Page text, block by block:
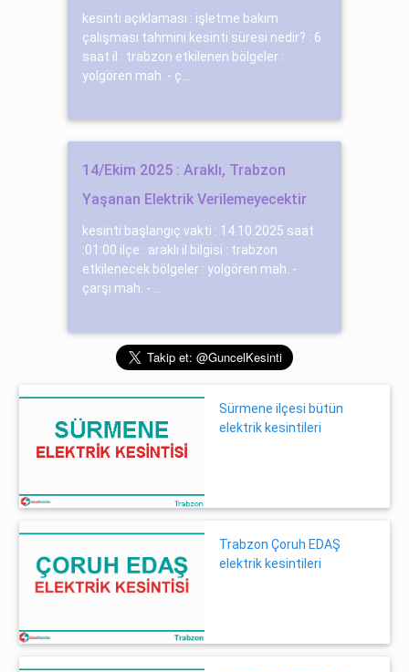
kesinti açıklaması : işletme bakım
çalışması tahmini kesinti süresi nedir? : 6
saat il : trabzon etkilenen bölgeler :
yolgören mah. - ç...
14/Ekim 2025 : Araklı, Trabzon
Yaşanan Elektrik Verilemeyecektir
kesinti başlangıç vakti : 14.10.2025 saat
:01:00 ilçe : araklı il bilgisi : trabzon
etkilenecek bölgeler : yolgören mah. -
çarşı mah. - ...
Sürmene ilçesi bütün
elektrik kesintileri
Trabzon Çoruh EDAŞ
elektrik kesintileri